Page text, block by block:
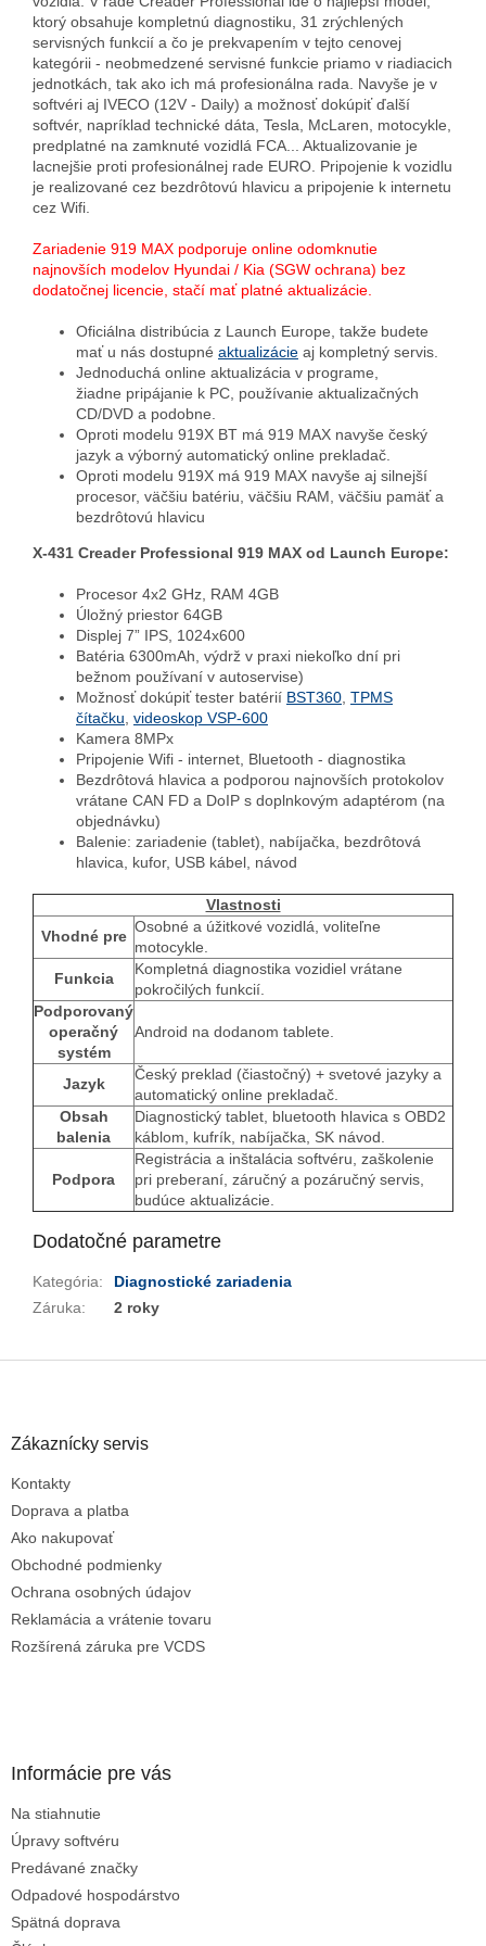
ktorý obsahuje kompletnú diagnostiku, 31 zrýchlených
servisných funkcií a čo je prekvapením v tejto cenovej
kategórii - neobmedzené servisné funkcie priamo v riadiacich
jednotkách, tak ako ich má profesionálna rada. Navyše je v
softvéri aj IVECO (12V - Daily) a možnosť dokúpiť ďalší
softvér, napríklad technické dáta, Tesla, McLaren, motocykle,
predplatné na zamknuté vozidlá FCA... Aktualizovanie je
lacnejšie proti profesionálnej rade EURO. Pripojenie k vozidlu
je realizované cez bezdrôtovú hlavicu a pripojenie k internetu
cez Wifi.
Zariadenie 919 MAX podporuje online odomknutie
najnovších modelov Hyundai / Kia (SGW ochrana) bez
dodatočnej licencie, stačí mať platné aktualizácie.
Oficiálna distribúcia z Launch Europe, takže budete
mať u nás dostupné aktualizácie aj kompletný servis.
Jednoduchá online aktualizácia v programe,
žiadne pripájanie k PC, používanie aktualizačných
CD/DVD a podobne.
Oproti modelu 919X BT má 919 MAX navyše český
jazyk a výborný automatický online prekladač.
Oproti modelu 919X má 919 MAX navyše aj silnejší
procesor, väčšiu batériu, väčšiu RAM, väčšiu pamäť a
bezdrôtovú hlavicu
X-431 Creader Professional 919 MAX od Launch Europe:
Procesor 4x2 GHz, RAM 4GB
Úložný priestor 64GB
Displej 7” IPS, 1024x600
Batéria 6300mAh, výdrž v praxi niekoľko dní pri
bežnom používaní v autoservise)
Možnosť dokúpiť tester batérií BST360 TPMS
čítačku videoskop VSP-600
Kamera 8MPx
Pripojenie Wifi - internet, Bluetooth - diagnostika
Bezdrôtová hlavica a podporou najnovších protokolov
vrátane CAN FD a DoIP s doplnkovým adaptérom (na
objednávku)
Balenie: zariadenie (tablet), nabíjačka, bezdrôtová
hlavica, kufor, USB kábel, návod
Vlastnosti
Vhodné pre
Osobné a úžitkové vozidlá, voliteľne
motocykle.
Funkcia
Kompletná diagnostika vozidiel vrátane
pokročilých funkcií.
Podporovaný
operačný
systém
Android na dodanom tablete.
Jazyk
Český preklad (čiastočný) + svetové jazyky a
automatický online prekladač.
Obsah
balenia
Diagnostický tablet, bluetooth hlavica s OBD2
káblom, kufrík, nabíjačka, SK návod.
Podpora
Registrácia a inštalácia softvéru, zaškolenie
pri preberaní, záručný a pozáručný servis,
budúce aktualizácie.
Dodatočné parametre
Kategória:
Diagnostické zariadenia
Záruka: 2 roky
Zákaznícky servis
Kontakty
Doprava a platba
Ako nakupovať
Obchodné podmienky
Ochrana osobných údajov
Reklamácia a vrátenie tovaru
Rozšírená záruka pre VCDS
Informácie pre vás
Na stiahnutie
Úpravy softvéru
Predávané značky
Odpadové hospodárstvo
Spätná doprava
Powered by chaterimo